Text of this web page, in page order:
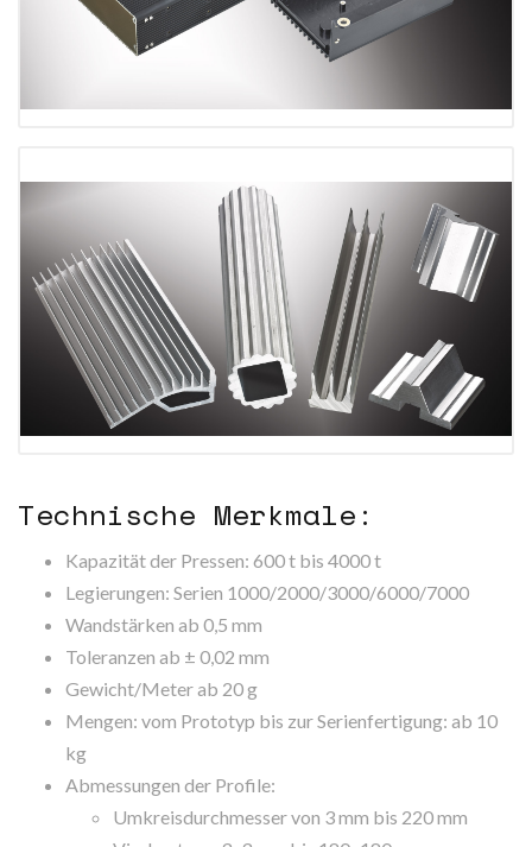
Technische Merkmale:
Kapazität der Pressen: 600 t bis 4000 t
Legierungen: Serien 1000/2000/3000/6000/7000
Wandstärken ab 0,5 mm
Toleranzen ab ± 0,02 mm
Gewicht/Meter ab 20 g
Mengen: vom Prototyp bis zur Serienfertigung: ab 10
kg
Abmessungen der Profile:
Umkreisdurchmesser von 3 mm bis 220 mm